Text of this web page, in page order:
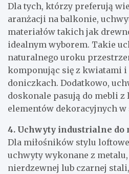
Dla tych, którzy preferują
aranżacji na balkonie,
materiałów takich jak
idealnym wyborem. Takie
naturalnego uroku
komponując się z kwiatami
doniczkach. Dodatkowo,
doskonale pasują do mebli
elementów dekoracyjnych
4. Uchwyty industrialne do
Dla miłośników stylu
uchwyty wykonane z
nierdzewnej lub czarnej